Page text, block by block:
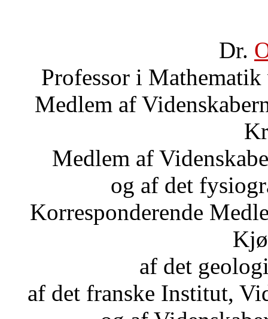
Dr.
Professor i
Medlem af
Medlem af
og af det
Korresponderende
af det
af det franske Institut,